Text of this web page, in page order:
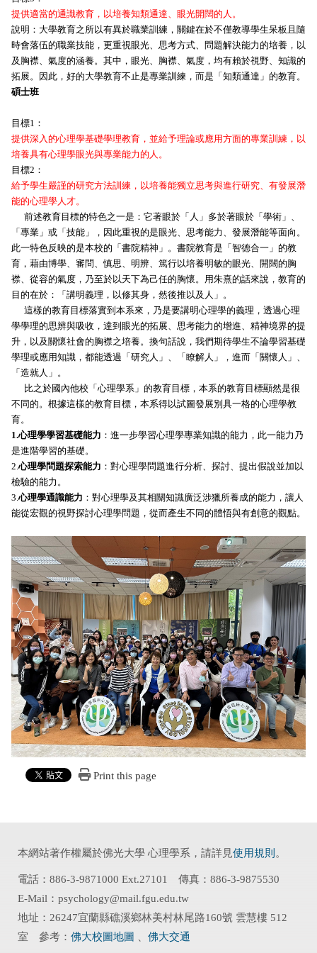
提供適當的通識教育，以培養知類通達、眼光開闊的人。
說明：大學教育之所以有異於職業訓練，關鍵在於不僅教導學生呆板且隨
時會落伍的職業技能，更重視眼光、思考方式、問題解決能力的培養，以
及胸襟、氣度的涵養。其中，眼光、胸襟、氣度，均有賴於視野、知識的
拓展。因此，好的大學教育不止是專業訓練，而是「知類通達」的教育。
碩士班
目標1：
提供深入的心理學基礎學理教育，並給予理論或應用方面的專業訓練，以
培養具有心理學眼光與專業能力的人。
目標2：
給予學生嚴謹的研究方法訓練，以培養能獨立思考與進行研究、有發展潛
能的心理學人才。
前述教育目標的特色之一是：它著眼於「人」多於著眼於「學術」、
「專業」或「技能」，因此重視的是眼光、思考能力、發展潛能等面向。
此一特色反映的是本校的「書院精神」。書院教育是「智德合一」的教
育，藉由博學、審問、慎思、明辨、篤行以培養明敏的眼光、開闊的胸
襟、從容的氣度，乃至於以天下為己任的胸懷。用朱熹的話來說，教育的
目的在於：「講明義理，以修其身，然後推以及人」。
這樣的教育目標落實到本系來，乃是要講明心理學的義理，透過心理
學學理的思辨與吸收，達到眼光的拓展、思考能力的增進、精神境界的提
升，以及關懷社會的胸襟之培養。換句話說，我們期待學生不論學習基礎
學理或應用知識，都能透過「研究人」、「瞭解人」，進而「關懷人」、
「造就人」。
比之於國內他校「心理學系」的教育目標，本系的教育目標顯然是很
不同的。根據這樣的教育目標，本系得以試圖發展別具一格的心理學教
育。
1.心理學學習基礎能力 ：進一步學習心理學專業知識的能力，此一能力乃
是進階學習的基礎。
2.心理學問題探索能力 ：對心理學問題進行分析、探討、提出假說並加以
檢驗的能力。
3.心理學通識能力 ：對心理學及其相關知識廣泛涉獵所養成的能力， 讓人
能從宏觀的視野探討心理學問題，從而產生不同的體悟與有創意的觀點。
Print this page
本網站著作權屬於佛光大學 心理學系，請詳見使用規則 。
電話：886-3-9871000 Ext.27101 傳真：886-3-9875530
E-Mail：psychology@mail.fgu.edu.tw
地址：26247宜蘭縣礁溪鄉林美村林尾路160號 雲慧樓 512
室 參考： 佛大校圖地圖 佛大交通